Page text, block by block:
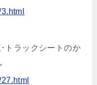
トラックシートのか